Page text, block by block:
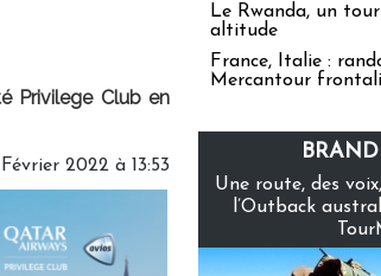
Privilege Club en
2022 à 13:53
Le Rwanda, un
altitude
France, Italie :
Mercantour
Une route, des
l’Outback